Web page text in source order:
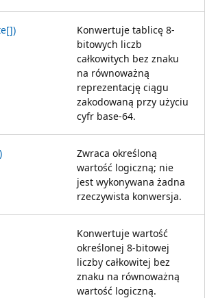
Konwertuje tablicę 8-
bitowych liczb
całkowitych bez znaku
na równoważną
reprezentację ciągu
zakodowaną przy użyciu
cyfr base-64.
Zwraca określoną
wartość logiczną; nie
jest wykonywana żadna
rzeczywista konwersja.
Konwertuje wartość
określonej 8-bitowej
liczby całkowitej bez
znaku na równoważną
wartość logiczną.